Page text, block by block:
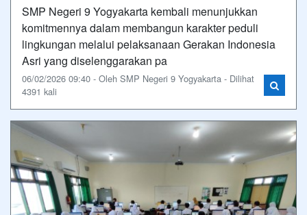
SMP Negeri 9 Yogyakarta kembali menunjukkan
komitmennya dalam membangun karakter peduli
lingkungan melalui pelaksanaan Gerakan Indonesia
Asri yang diselenggarakan pa
06/02/2026 09:40 - Oleh SMP Negeri 9 Yogyakarta - Dilihat
4391 kali